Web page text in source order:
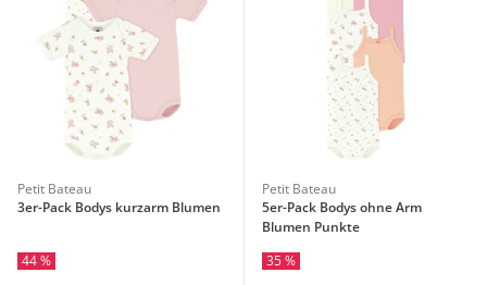
Petit Bateau
3er-Pack Bodys kurzarm Blumen
44 %
Petit Bateau
5er-Pack Bodys ohne Arm
Blumen Punkte
35 %